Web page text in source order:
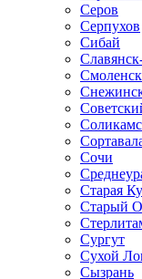
Серов
Серпухов
Сибай
Смоленск
Сочи
Старая
Старый
Сургут
Сухой
Сызрань